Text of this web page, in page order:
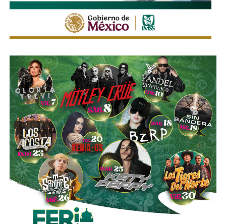
den la cara por lo que publican.
“Respaldaremos a la presidenta”: Ruth
González